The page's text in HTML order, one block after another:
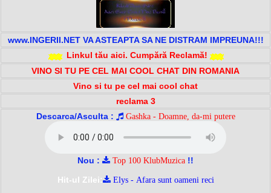
www.INGERII.NET VA ASTEAPTA SA NE DISTRAM IMPREUNA!!!
Linkul tău aici. Cumpără Reclamă!
VINO SI TU PE CEL MAI COOL CHAT DIN ROMANIA
Vino si tu pe cel mai cool chat
reclama 3
Descarca/Asculta :
Gashka - Doamne, da-mi putere
Nou : Top 100 KlubMuzica !!
Hit-ul Zilei:
Elys - Afara sunt oameni reci